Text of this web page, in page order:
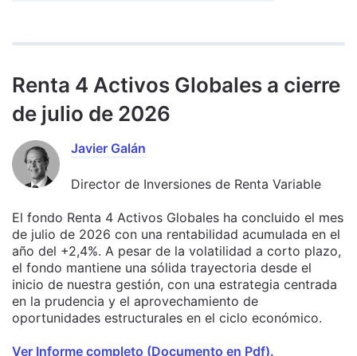
Renta 4 Activos Globales a cierre
de julio de 2026
Javier Galán
Director de Inversiones de Renta Variable
El fondo Renta 4 Activos Globales ha concluido el mes
de julio de 2026 con una rentabilidad acumulada en el
año del +2,4%. A pesar de la volatilidad a corto plazo,
el fondo mantiene una sólida trayectoria desde el
inicio de nuestra gestión, con una estrategia centrada
en la prudencia y el aprovechamiento de
oportunidades estructurales en el ciclo económico.
Ver Informe completo (Documento en Pdf).